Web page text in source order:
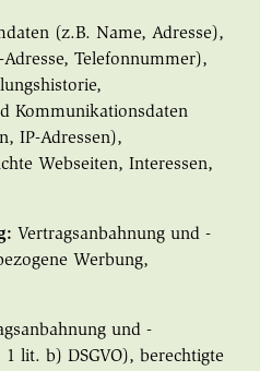
(z.B. Name, Adresse),
Telefonnummer),
Kommunikationsdaten
IP-Adressen),
Webseiten, Interessen,
Vertragsanbahnung und -
Werbung,
und -
lit. b) DSGVO), berechtigte